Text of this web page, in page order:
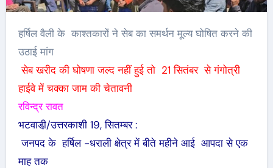
हर्षिल वैली के काश्तकारों ने सेब का समर्थन मूल्य घोषित करने की
उठाई मांग
सेब खरीद की घोषणा जल्द नहीं हुई तो 21 सितंबर से गंगोत्री
हाईवे में चक्का जाम की चेतावनी
रविन्द्र रावत
भटवाडी़/उत्तरकाशी 19, सितम्बर :
जनपद के हर्षिल -धराली क्षेत्र में बीते महीने आई आपदा से एक
माह तक